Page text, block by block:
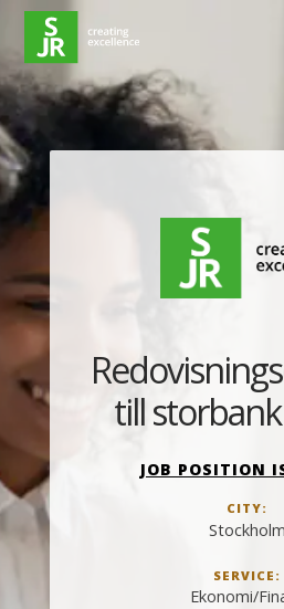
Hoppa till innehåll
JOB POSITION
CITY:
Stockholm
SERVICE:
Ekonomi/
till